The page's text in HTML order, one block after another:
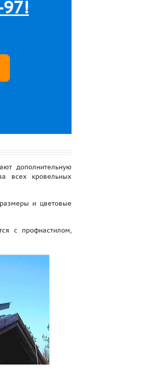
дополнительную
всех кровельных
и цветовые
с профнастилом,